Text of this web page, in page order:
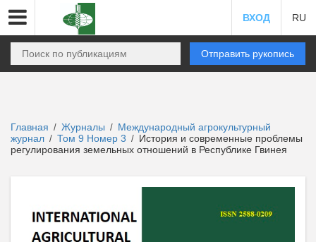
ВХОД RU
Отправить рукопись
Главная / Журналы / Международный агрокультурный
журнал / Том 9 Номер 3 / История и современные проблемы
регулирования земельных отношений в Республике Гвинея